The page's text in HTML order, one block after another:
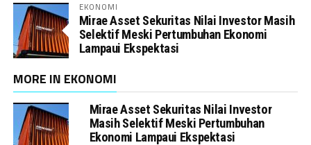
EKONOMI
Mirae Asset Sekuritas Nilai Investor Masih
Selektif Meski Pertumbuhan Ekonomi
Lampaui Ekspektasi
MORE IN EKONOMI
Mirae Asset Sekuritas Nilai Investor
Masih Selektif Meski Pertumbuhan
Ekonomi Lampaui Ekspektasi